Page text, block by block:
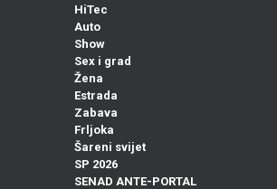
HiTec
Auto
Show
Sex i grad
Žena
Estrada
Zabava
Frljoka
Šareni svijet
SP 2026
SENAD ANTE-PORTAL